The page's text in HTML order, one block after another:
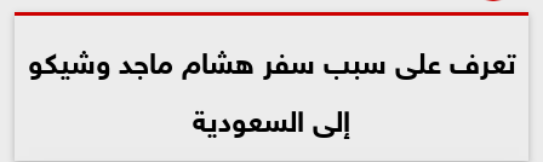
تعرف على سبب سفر هشام ماجد وشيكو
إلى السعودية